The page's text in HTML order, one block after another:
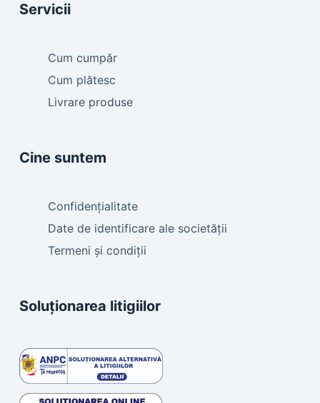
Servicii
Cum cumpăr
Cum plătesc
Livrare produse
Cine suntem
Confidențialitate
Date de identificare ale societății
Termeni și condiții
Soluționarea litigiilor